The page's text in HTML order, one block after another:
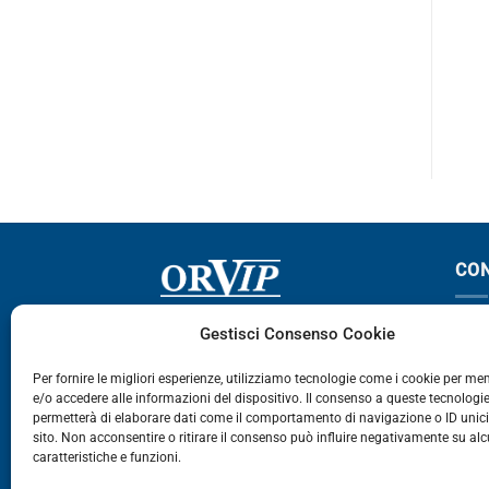
Gestisci Consenso Cookie
Per fornire le migliori esperienze, utilizziamo tecnologie come i cookie per
e/o accedere alle informazioni del dispositivo. Il consenso a queste
permetterà di elaborare dati come il comportamento di navigazione o ID
sito. Non acconsentire o ritirare il consenso può influire negativamente su
caratteristiche e funzioni.
Via Germania, 9 - 35127